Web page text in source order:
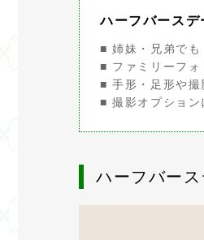
ハーフバースデ
■ 姉妹・兄弟でも
■ ファミリーフォ
■ 手形・足形や撮
■ 撮影オプション
ハーフバー